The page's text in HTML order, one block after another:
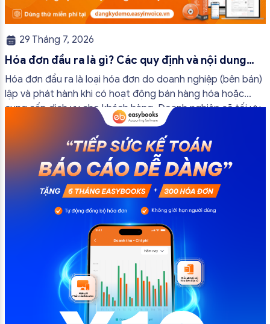
29 Tháng 7, 2026
Hóa đơn đầu ra là gì? Các quy định và nội dung
bắt buộc mới nhất
Hóa đơn đầu ra là loại hóa đơn do doanh nghiệp (bên bán)
lập và phát hành khi có hoạt động bán hàng hóa hoặc
cung cấp dịch vụ cho khách hàng. Doanh nghiệp sẽ tối ưu
quy trình vận hành và tránh được những án phạt hành
chính không đáng có nếu nắm rõ […]